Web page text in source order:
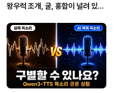
왕우럭 조개, 굴, 홍합이 널려 있는